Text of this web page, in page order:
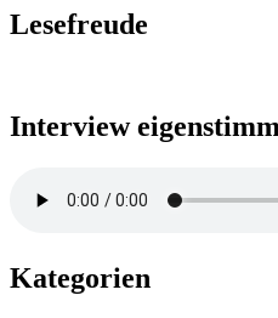
Lesefreude
Interview
Kategorien